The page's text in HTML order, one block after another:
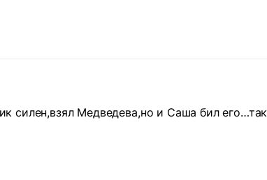
силен,взял Медведева,но и Саша бил его…так